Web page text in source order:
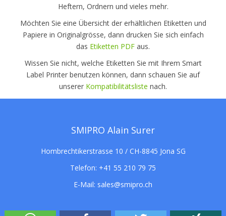
Heftern, Ordnern und vieles mehr.
Möchten Sie eine Übersicht der erhältlichen Etiketten und
Papiere in Originalgrösse, dann drucken Sie sich einfach
das Etiketten PDF aus.
Wissen Sie nicht, welche Etiketten Sie mit Ihrem Smart
Label Printer benutzen können, dann schauen Sie auf
unserer Kompatibilitätsliste nach.
SMIPRO Alain Surer
Hombrechtikerstrasse 10 / CH-8845 Jona SG
Telefon: +41 55 210 79 75
E-Mail: sales@smipro.ch